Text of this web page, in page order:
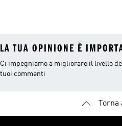
LA TUA OPINIONE È
Ci impegniamo a migliorare il livello
tuoi commenti